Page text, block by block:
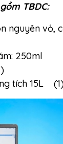
TBDC:
nguyên vỏ,
250ml
tích 15L